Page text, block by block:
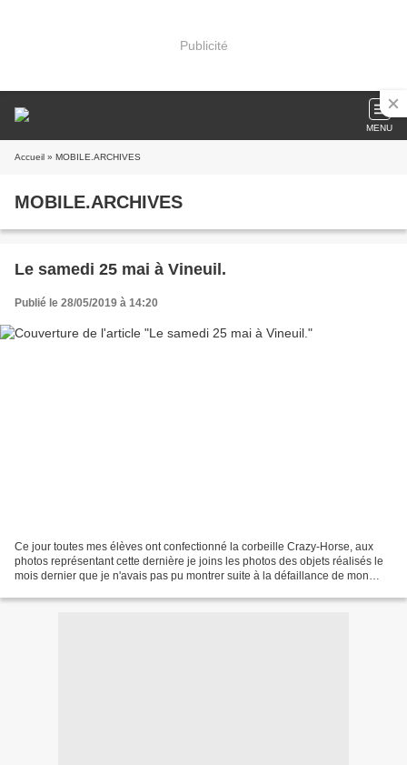
Publicité
MENU
Accueil » MOBILE.ARCHIVES
MOBILE.ARCHIVES
Le samedi 25 mai à Vineuil.
Publié le 28/05/2019 à 14:20
Ce jour toutes mes élèves ont confectionné la corbeille Crazy-Horse, aux
photos représentant cette dernière je joins les photos des objets réalisés le
mois dernier que je n'avais pas pu montrer suite à la défaillance de mon